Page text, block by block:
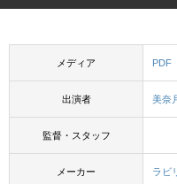
メディア PDF
出演者 美奈
監督・スタッフ
メーカー ラビ